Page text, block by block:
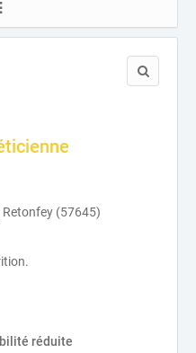
Retonfey (57645)
réduite